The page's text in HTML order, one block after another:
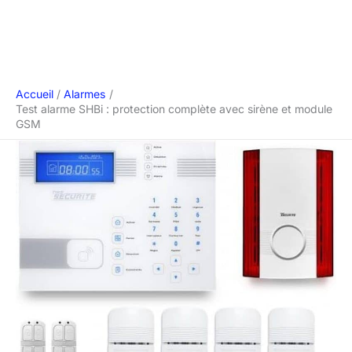
Accueil
Alarmes
Test alarme SHBi : protection complète avec sirène et module
GSM